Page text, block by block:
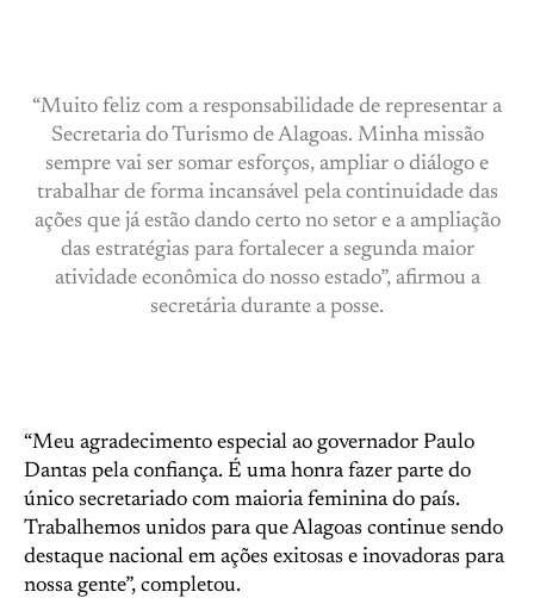
“Muito feliz com a responsabilidade de representar a
Secretaria do Turismo de Alagoas. Minha missão
sempre vai ser somar esforços, ampliar o diálogo e
trabalhar de forma incansável pela continuidade das
ações que já estão dando certo no setor e a ampliação
das estratégias para fortalecer a segunda maior
atividade econômica do nosso estado”, afirmou a
secretária durante a posse.
“Meu agradecimento especial ao governador Paulo
Dantas pela confiança. É uma honra fazer parte do
único secretariado com maioria feminina do país.
Trabalhemos unidos para que Alagoas continue sendo
destaque nacional em ações exitosas e inovadoras para
nossa gente”, completou.